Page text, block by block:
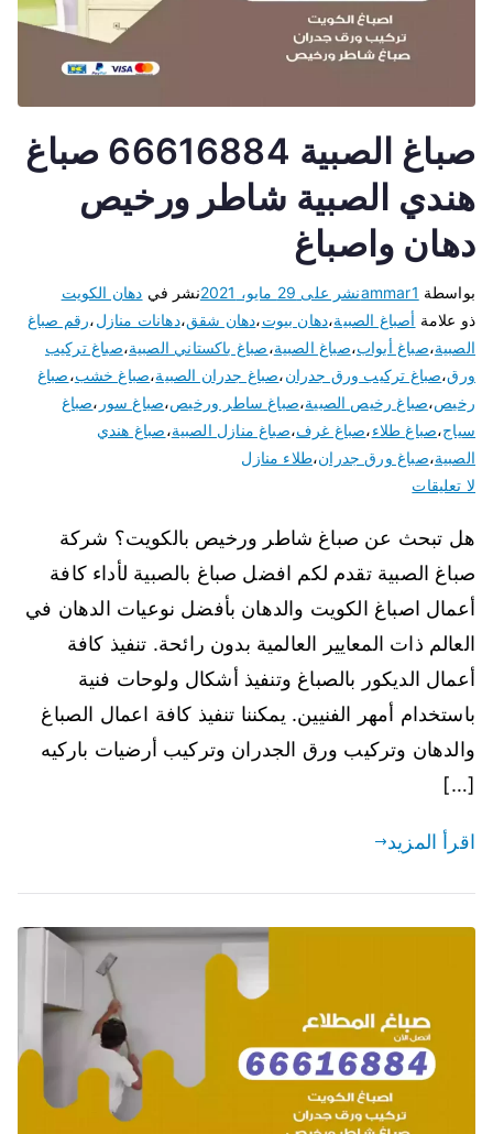
صباغ الصبية 66616884 صباغ
هندي الصبية شاطر ورخيص
دهان واصباغ
بواسطة ammar1نشر على 29 مايو، 2021 نشر في دهان الكويت
ذو علامة أصباغ الصبية،دهان بيوت،دهان شقق،دهانات منازل،رقم صباغ
الصبية،صباغ أبواب،صباغ الصبية،صباغ باكستاني الصبية،صباغ تركيب
ورق،صباغ تركيب ورق جدران،صباغ جدران الصبية،صباغ خشب،صباغ
رخيص،صباغ رخيص الصبية،صباغ ساطر ورخيص،صباغ سور ،صباغ
سياج،صباغ طلاء،صباغ غرف،صباغ منازل الصبية،صباغ هندي
الصبية،صباغ ورق جدران،طلاء منازل
لا تعليقات
هل تبحث عن صباغ شاطر ورخيص بالكويت؟ شركة
صباغ الصبية تقدم لكم افضل صباغ بالصبية لأداء كافة
أعمال اصباغ الكويت والدهان بأفضل نوعيات الدهان في
العالم ذات المعايير العالمية بدون رائحة. تنفيذ كافة
أعمال الديكور بالصباغ وتنفيذ أشكال ولوحات فنية
باستخدام أمهر الفنيين. يمكننا تنفيذ كافة اعمال الصباغ
والدهان وتركيب ورق الجدران وتركيب أرضيات باركيه
[…]
اقرأ المزيد